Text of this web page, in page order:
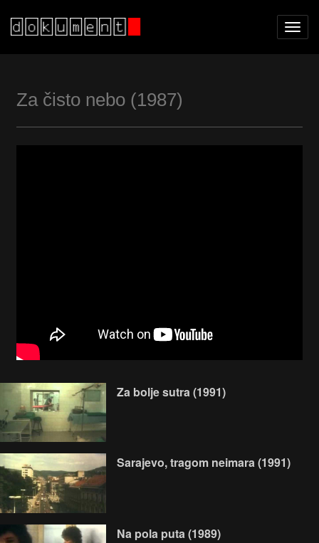
Za čisto nebo (1987)
Za bolje sutra (1991)
Sarajevo, tragom neimara (1991)
Na pola puta (1989)